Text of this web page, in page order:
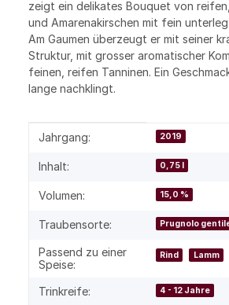
zeigt ein delikates Bouquet von
und Amarenakirschen mit fein
Am Gaumen überzeugt er mit seiner
Struktur, mit grosser aromatischer
feinen, reifen Tanninen. Ein
lange nachklingt.
Produkteigenschaft
Wert
Jahrgang: 2019
Inhalt: 0,75 l
Volumen: 15,0 %
Traubensorte: Prugnolo
Passend zu einer
Speise:
Rind Lamm
Trinkreife: 4 - 12 Jahre